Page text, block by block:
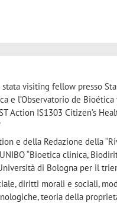
visiting fellow presso
e l’Observatorio de
Action IS1303 Citizen’s
e della Redazione della
“Bioetica clinica,
di Bologna per il
diritti morali e sociali,
teoria della